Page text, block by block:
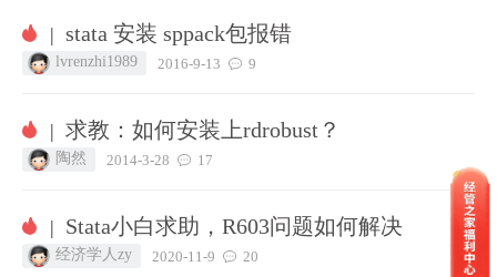
| stata 安装 sppack包报错
lvrenzhi1989 2016-9-13 9
| 求教：如何安装上rdrobust？
陶然 2014-3-28 17
| Stata小白求助，R603问题如何解决
经济学人zy 2020-11-9 20